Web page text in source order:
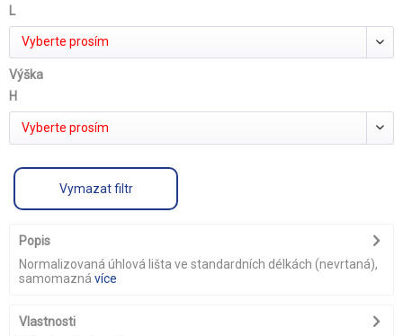
L
Vyberte prosím
Výška
H
Vyberte prosím
Vymazat filtr
Popis
Normalizovaná úhlová lišta ve standardních délkách (nevrtaná),
samomazná více
Vlastnosti